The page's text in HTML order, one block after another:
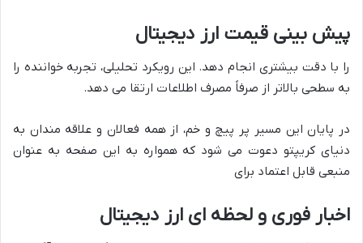
پیش بینی قیمت ارز دیجیتال
را با دقت بیشتری انجام دهد. این رویکرد تحلیلی، تجربه خواننده را
به سطحی بالاتر از صرفاً مصرف اطلاعات ارتقا می دهد.
در پایان این مسیر پر پیچ و خم، از همه فعالان و علاقه مندان به
دنیای کریپتو دعوت می شود که همواره به این صفحه به عنوان
منبعی قابل اعتماد برای
اخبار فوری و لحظه ای ارز دیجیتال